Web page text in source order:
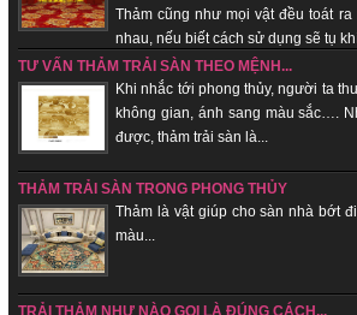
Thảm cũng như mọi vật đều toát
nhau, nếu biết cách sử dụng sẽ tụ
TƯ VẤN THẢM TRẢI SÀN THEO MỆNH...
Khi nhắc tới phong thủy, người ta
không gian, ánh sang màu sắc….
được, thảm trải sàn là...
THẢM TRẢI SÀN TRONG PHONG THỦY
Thảm là vật giúp cho sàn nhà bớt
màu...
TRẢI THẢM NHƯ NÀO GỌI LÀ ĐÚNG CÁCH...